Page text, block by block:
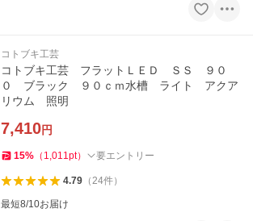
コトブキ工芸
コトブキ工芸 フラットＬＥＤ ＳＳ ９０
０ ブラック ９０ｃｍ水槽 ライト アクア
リウム 照明
7,410円
15% （ 1,011pt） 要エントリー
4.79（24件）
最短8/10お届け